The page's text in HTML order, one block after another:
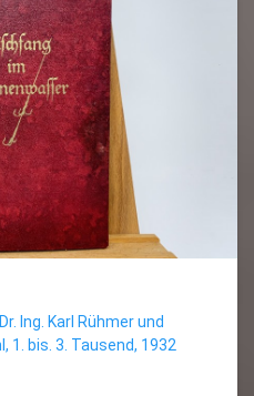
Ing. Karl Rühmer und
1. bis. 3. Tausend, 1932